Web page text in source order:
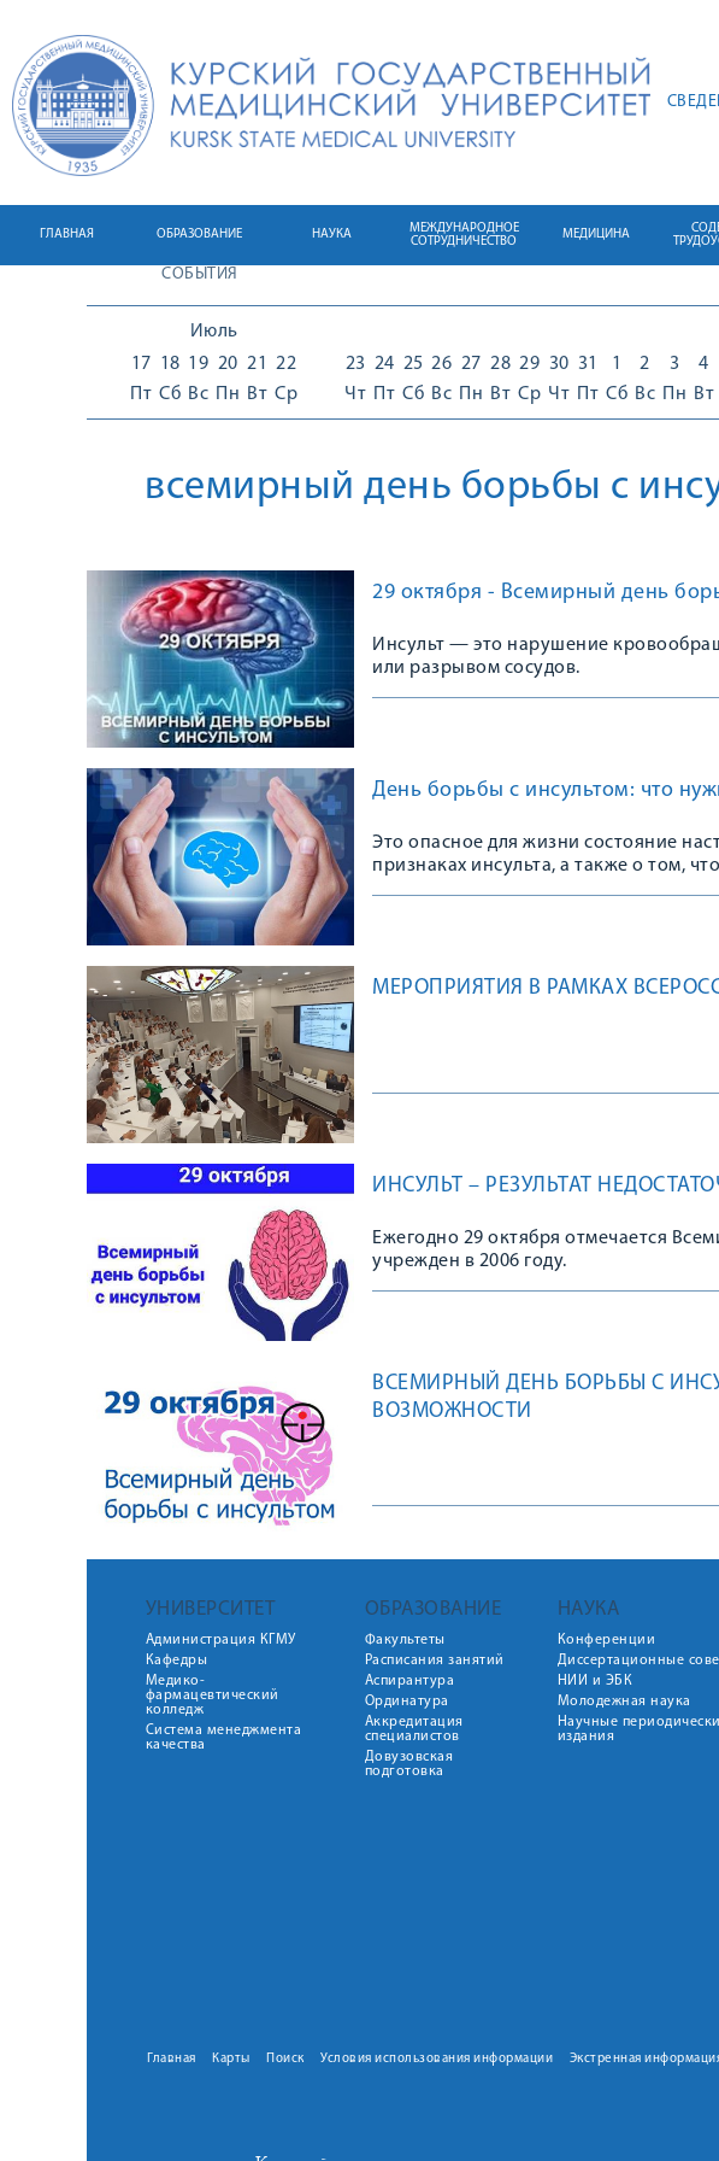
ГЛАВНАЯ ОБРАЗОВАНИЕ НАУКА
МЕЖДУНАРОДНОЕ
СОТРУДНИЧЕСТВО
МЕДИЦИНА
СОБЫТИЯ
Июль
17
Пт
18
Сб
19
Вс
20
Пн
21
Вт
22
Ср
23
Чт
24
Пт
25
Сб
26
Вс
27
Пн
28
Вт
29
Ср
30
Чт
31
Пт
1
Сб
2
Вс
3
Пн
4
Вт
всемирный день борьбы с
29 октября - Всемирный день
Инсульт — это нарушение
или разрывом сосудов.
День борьбы с инсультом: что
Это опасное для жизни состояние
признаках инсульта, а также о том,
МЕРОПРИЯТИЯ В РАМКАХ
ИНСУЛЬТ – РЕЗУЛЬТАТ
Ежегодно 29 октября отмечается
учрежден в 2006 году.
ВСЕМИРНЫЙ ДЕНЬ БОРЬБЫ С
ВОЗМОЖНОСТИ
УНИВЕРСИТЕТ
Администрация КГМУ
Кафедры
Медико-
фармацевтический
колледж
Система менеджмента
качества
ОБРАЗОВАНИЕ
Факультеты
Расписания занятий
Аспирантура
Ординатура
Аккредитация
специалистов
Довузовская
подготовка
НАУКА
Конференции
Диссертационные
НИИ и ЭБК
Молодежная наука
Научные
издания
Главная Карты Поиск Условия использования информации Экстренная